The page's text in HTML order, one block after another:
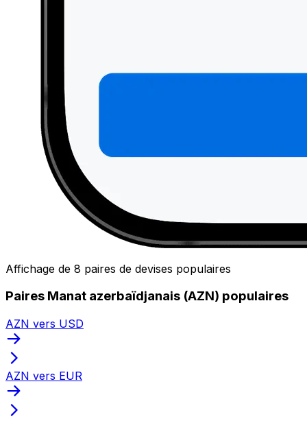
Affichage de 8 paires de devises populaires
Paires Manat azerbaïdjanais (AZN) populaires
AZN vers USD
AZN vers EUR